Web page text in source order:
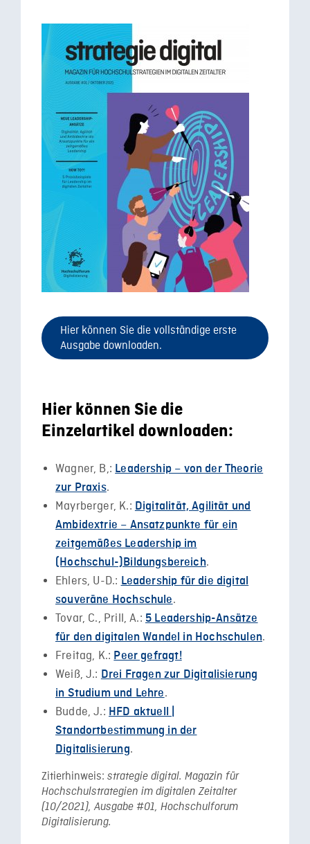
Hier können Sie die vollständige erste
Ausgabe downloaden.
Hier können Sie die
Einzelartikel downloaden:
Wagner, B,:Leadership – von der Theorie
zur Praxis.
Mayrberger, K.:Digitalität, Agilität und
Ambidextrie – Ansatzpunkte für ein
zeitgemäßes Leadership im
(Hochschul-)Bildungsbereich.
Ehlers, U-D.:Leadership für die digital
souveräne Hochschule.
Tovar, C., Prill, A.: 5 Leadership-Ansätze
für den digitalen Wandel in Hochschulen.
Freitag, K.:Peer gefragt!
Weiß, J.:Drei Fragen zur Digitalisierung
in Studium und Lehre.
Budde, J.: HFD aktuell |
Standortbestimmung in der
Digitalisierung.
Zitierhinweis: strategie digital. Magazin für
Hochschulstrategien im digitalen Zeitalter
(10/2021), Ausgabe #01, Hochschulforum
Digitalisierung.